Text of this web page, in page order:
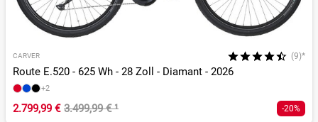
CARVER (9)*
Route E.520 - 625 Wh - 28 Zoll - Diamant - 2026
+2
2.799,99 € 3.499,99 €¹ -20%